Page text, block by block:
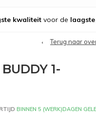
kwaliteit voor de
Terug naar
1-
BINNEN 5 (WERK)DAGEN